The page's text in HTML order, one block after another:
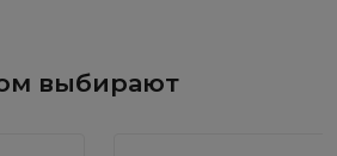
выбирают